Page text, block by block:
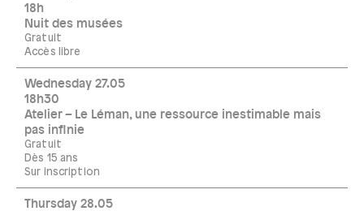
18h
Nuit des musées
Gratuit
Accès libre
Wednesday 27.05
18h30
Atelier – Le Léman, une ressource inestimable mais
pas infinie
Gratuit
Dès 15 ans
Sur inscription
Thursday 28.05